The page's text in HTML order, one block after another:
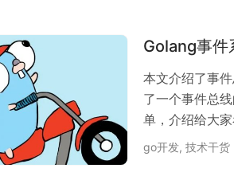
Golang事件
本文介绍了事
了一个事件总
单，介绍给大家
go开发, 技术干货